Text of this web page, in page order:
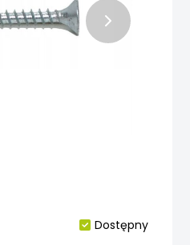
Dostępny